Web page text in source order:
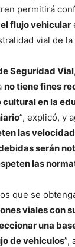
permitirá
flujo vehicular
vial de
Seguridad
no tiene fines
cultural en la
”, explicó, y
las
serán
las
que se
viales con
una
de vehículos”,